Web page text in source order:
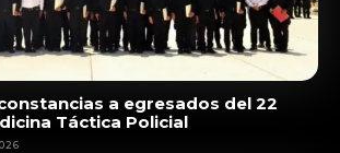
a egresados del 22
Táctica Policial